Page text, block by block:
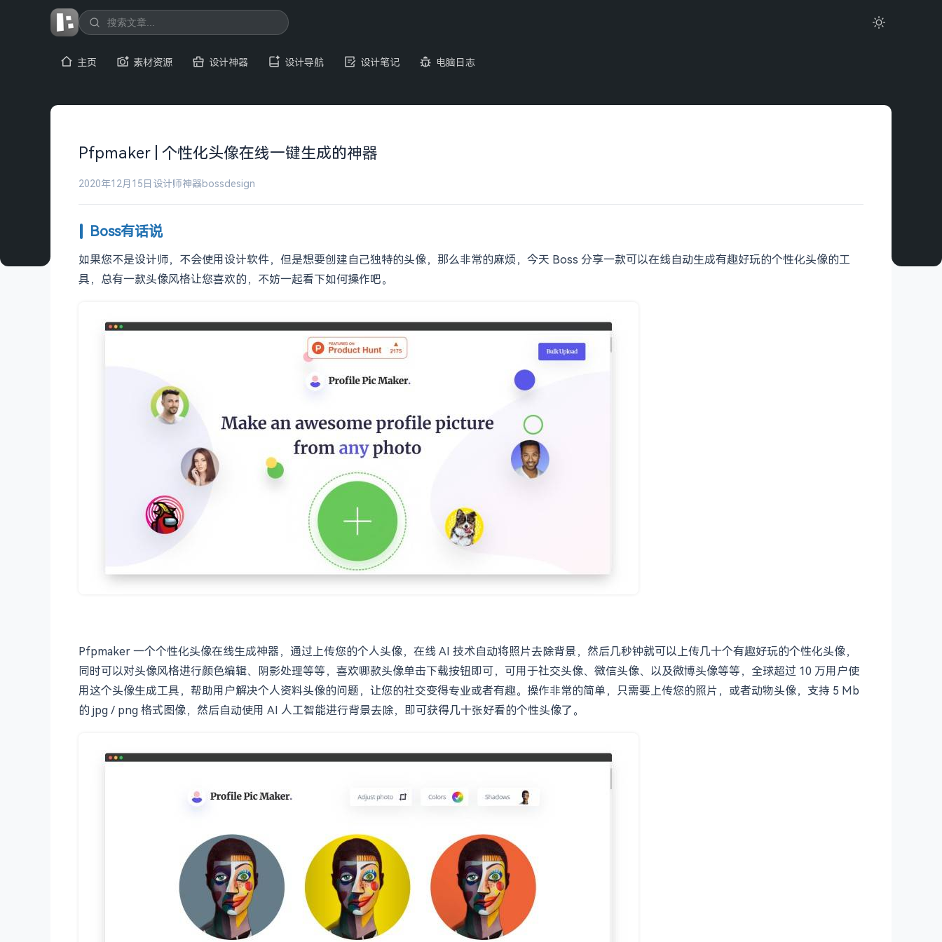
主页 素材资源 设计神器 设计导航 设计笔记 电脑日志
Pfpmaker | 个性化头像在线一键生成的神器
2020年12月15日 设计师神器bossdesign
Boss有话说
如果您不是设计师，不会使用设计软件，但是想要创建自己独特的头像，那么非常的麻烦，今天 Boss 分享一款可以在线自动生成有趣好玩的个性化头像的工
具，总有一款头像风格让您喜欢的，不妨一起看下如何操作吧。
Pfpmaker 一个个性化头像在线生成神器，通过上传您的个人头像，在线 AI 技术自动将照片去除背景，然后几秒钟就可以上传几十个有趣好玩的个性化头像，
同时可以对头像风格进行颜色编辑、阴影处理等等，喜欢哪款头像单击下载按钮即可，可用于社交头像、微信头像、以及微博头像等等，全球超过 10 万用户使
用这个头像生成工具，帮助用户解决个人资料头像的问题，让您的社交变得专业或者有趣。操作非常的简单，只需要上传您的照片，或者动物头像，支持 5 Mb
的 jpg / png 格式图像，然后自动使用 AI 人工智能进行背景去除，即可获得几十张好看的个性头像了。